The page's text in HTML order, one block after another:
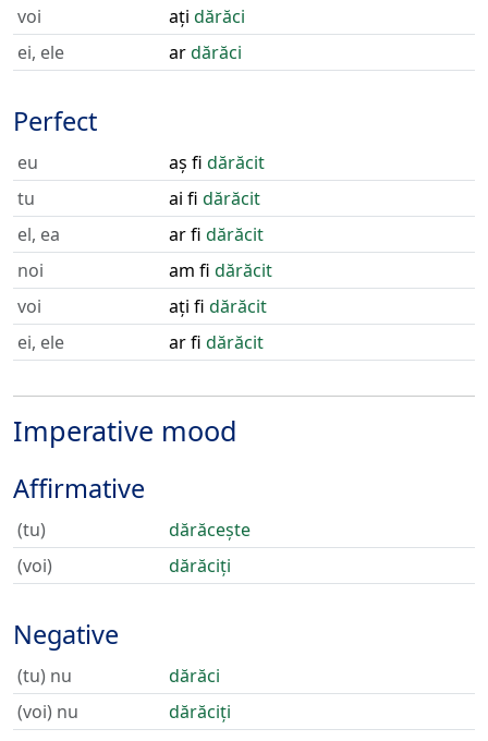
voi
ați dărăci
ei, ele
ardărăci
Perfect
eu aș fi dărăcit
tu
ai fi dărăcit
el, ea
ar fi dărăcit
noi
am fi dărăcit
voi
ați fi dărăcit
ei, ele
ar fi dărăcit
Imperative mood
Affirmative
(tu)
dărăcește
(voi)
dărăciți
Negative
(tu) nu
dărăci
(voi) nu
dărăciți